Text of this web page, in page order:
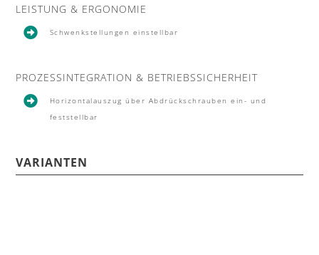
LEISTUNG & ERGONOMIE
 Schwenkstellungen einstellbar
PROZESSINTEGRATION & BETRIEBSSICHERHEIT

Horizontalauszug über Abdrückschrauben ein- und
feststellbar
VARIANTEN